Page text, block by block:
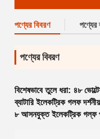
পণ্যের বিবরণ পণ্যের
পণ্যের বিবরণ
বিশেষভাবে তুলে ধরা: ৪৮
ব্যাটারি ইলেকট্রিক গলফ
৮ আসনযুক্ত ইলেকট্রিক গল্ফ